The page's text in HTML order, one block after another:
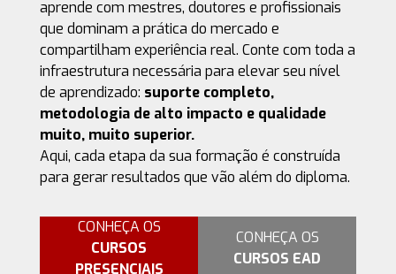
aprende com mestres, doutores e profissionais
que dominam a prática do mercado e
compartilham experiência real. Conte com toda a
infraestrutura necessária para elevar seu nível
de aprendizado: suporte completo,
metodologia de alto impacto e qualidade
muito, muito superior.
Aqui, cada etapa da sua formação é construída
para gerar resultados que vão além do diploma.
CONHEÇA OS
CURSOS
PRESENCIAIS
CONHEÇA OS
CURSOS EAD